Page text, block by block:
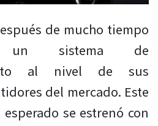
de mucho tiempo
un sistema de
al nivel de sus
del mercado. Este
se estrenó con